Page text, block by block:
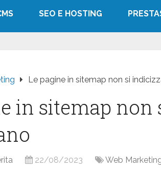
SEO E HOSTING
Le pagine in sitemap non si
in sitemap non
22/08/2023 Web